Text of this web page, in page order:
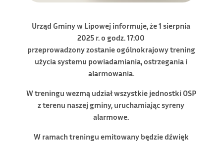
Urząd Gminy w Lipowej informuje, że 1 sierpnia
2025 r. o godz. 17:00
przeprowadzony zostanie ogólnokrajowy trening
użycia systemu powiadamiania, ostrzegania i
alarmowania.
W treningu wezmą udział wszystkie jednostki OSP
z terenu naszej gminy, uruchamiając syreny
alarmowe.
W ramach treningu emitowany będzie dźwięk